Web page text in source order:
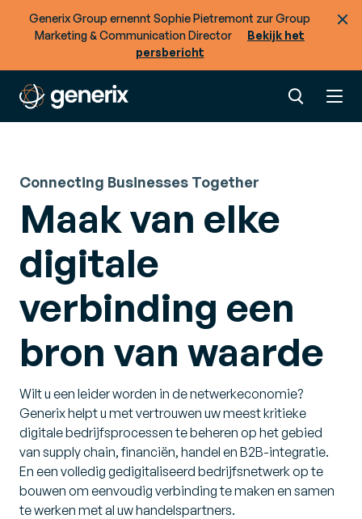
Generix Group ernennt Sophie Pietremont zur Group
Marketing & Communication Director
Bekijk het
persbericht
Connecting Businesses Together
Maak van elke
digitale
verbinding een
bron van waarde
Wilt u een leider worden in de netwerkeconomie?
Generix helpt u met vertrouwen uw meest kritieke
digitale bedrijfsprocessen te beheren op het gebied
van supply chain, financiën, handel en B2B-integratie.
En een volledig gedigitaliseerd bedrijfsnetwerk op te
bouwen om eenvoudig verbinding te maken en samen
te werken met al uw handelspartners.